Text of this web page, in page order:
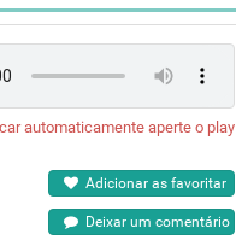
automaticamente aperte o play
Adicionar as favoritar
Deixar um comentário